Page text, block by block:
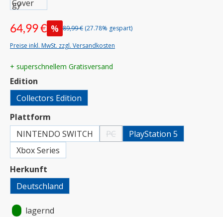
64,99 € % 89,99 € (27.78% gespart)
Preise inkl. MwSt. zzgl. Versandkosten
+ superschnellem Gratisversand
Edition
Collectors Edition
Plattform
NINTENDO SWITCH
PC(Diese Option ist zurzeit nicht
PlayStation 5
Xbox Series
Herkunft
Deutschland
lagernd